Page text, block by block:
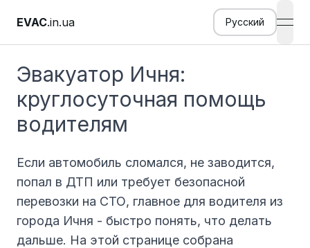
EVAC.in.ua Русский
Эвакуатор Ичня:
круглосуточная помощь
водителям
Если автомобиль сломался, не заводится,
попал в ДТП или требует безопасной
перевозки на СТО, главное для водителя из
города Ичня - быстро понять, что делать
дальше. На этой странице собрана